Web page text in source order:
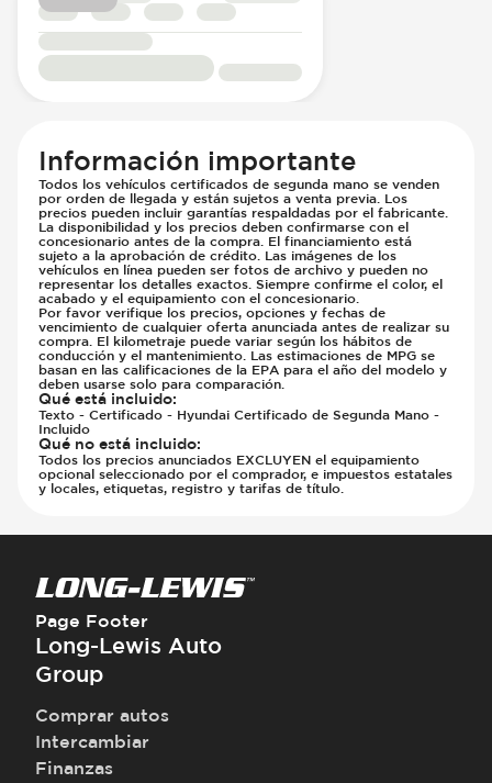
Información importante
Todos los vehículos certificados de segunda mano se venden
por orden de llegada y están sujetos a venta previa. Los
precios pueden incluir garantías respaldadas por el fabricante.
La disponibilidad y los precios deben confirmarse con el
concesionario antes de la compra. El financiamiento está
sujeto a la aprobación de crédito. Las imágenes de los
vehículos en línea pueden ser fotos de archivo y pueden no
representar los detalles exactos. Siempre confirme el color, el
acabado y el equipamiento con el concesionario.
Por favor verifique los precios, opciones y fechas de
vencimiento de cualquier oferta anunciada antes de realizar su
compra. El kilometraje puede variar según los hábitos de
conducción y el mantenimiento. Las estimaciones de MPG se
basan en las calificaciones de la EPA para el año del modelo y
deben usarse solo para comparación.
Qué está incluido:
Texto - Certificado - Hyundai Certificado de Segunda Mano -
Incluido
Qué no está incluido:
Todos los precios anunciados EXCLUYEN el equipamiento
opcional seleccionado por el comprador, e impuestos estatales
y locales, etiquetas, registro y tarifas de título.
Page Footer
Long-Lewis Auto
Group
Comprar autos
Intercambiar
Finanzas